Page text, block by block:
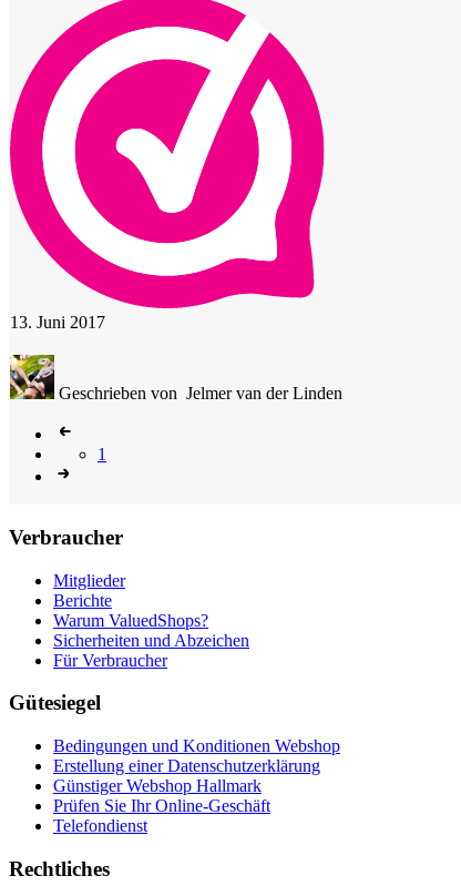
13. Juni 2017
Geschrieben von Jelmer van der Linden
1
Verbraucher
Mitglieder
Berichte
Warum ValuedShops?
Sicherheiten und Abzeichen
Für Verbraucher
Gütesiegel
Bedingungen und Konditionen Webshop
Erstellung einer Datenschutzerklärung
Günstiger Webshop Hallmark
Prüfen Sie Ihr Online-Geschäft
Telefondienst
Rechtliches